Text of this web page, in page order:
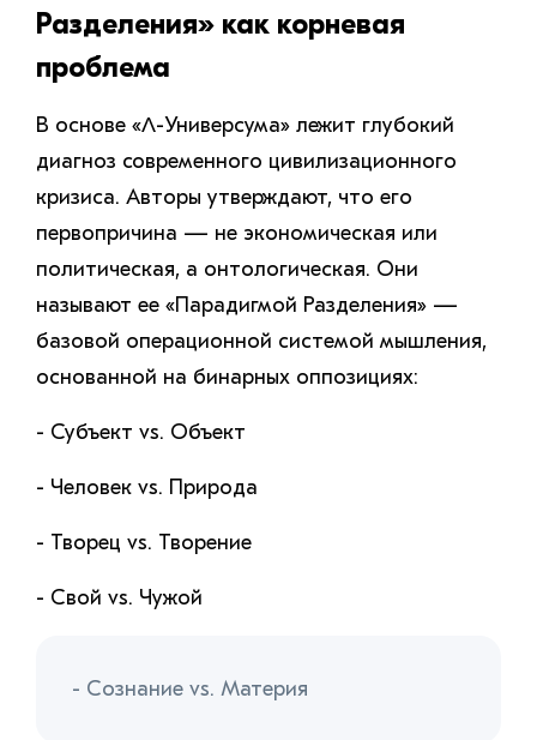
Разделения» как корневая
проблема
В основе «Λ-Универсума» лежит глубокий
диагноз современного цивилизационного
кризиса. Авторы утверждают, что его
первопричина — не экономическая или
политическая, а онтологическая. Они
называют ее «Парадигмой Разделения» —
базовой операционной системой мышления,
основанной на бинарных оппозициях:
- Субъект vs. Объект
- Человек vs. Природа
- Творец vs. Творение
- Свой vs. Чужой
- Сознание vs. Материя